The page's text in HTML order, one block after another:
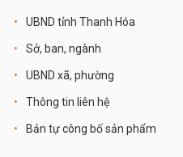
UBND tỉnh Thanh Hóa
Sở, ban, ngành
UBND xã, phường
Thông tin liên hệ
Bản tự công bố sản phẩm